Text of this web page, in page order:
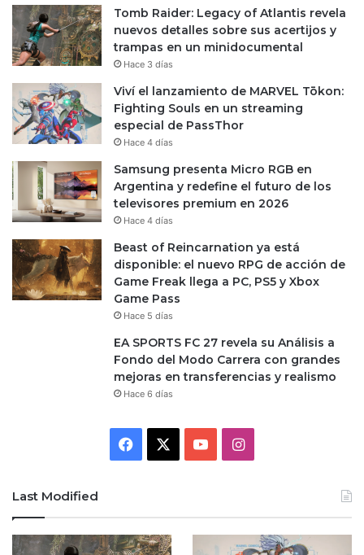
Tomb Raider: Legacy of Atlantis revela
nuevos detalles sobre sus acertijos y
trampas en un minidocumental
Hace 3 días
Viví el lanzamiento de MARVEL Tōkon:
Fighting Souls en un streaming
especial de PassThor
Hace 4 días
Samsung presenta Micro RGB en
Argentina y redefine el futuro de los
televisores premium en 2026
Hace 4 días
Beast of Reincarnation ya está
disponible: el nuevo RPG de acción de
Game Freak llega a PC, PS5 y Xbox
Game Pass
Hace 5 días
EA SPORTS FC 27 revela su Análisis a
Fondo del Modo Carrera con grandes
mejoras en transferencias y realismo
Hace 6 días
Facebook YouTubeInstagram
Last Modified